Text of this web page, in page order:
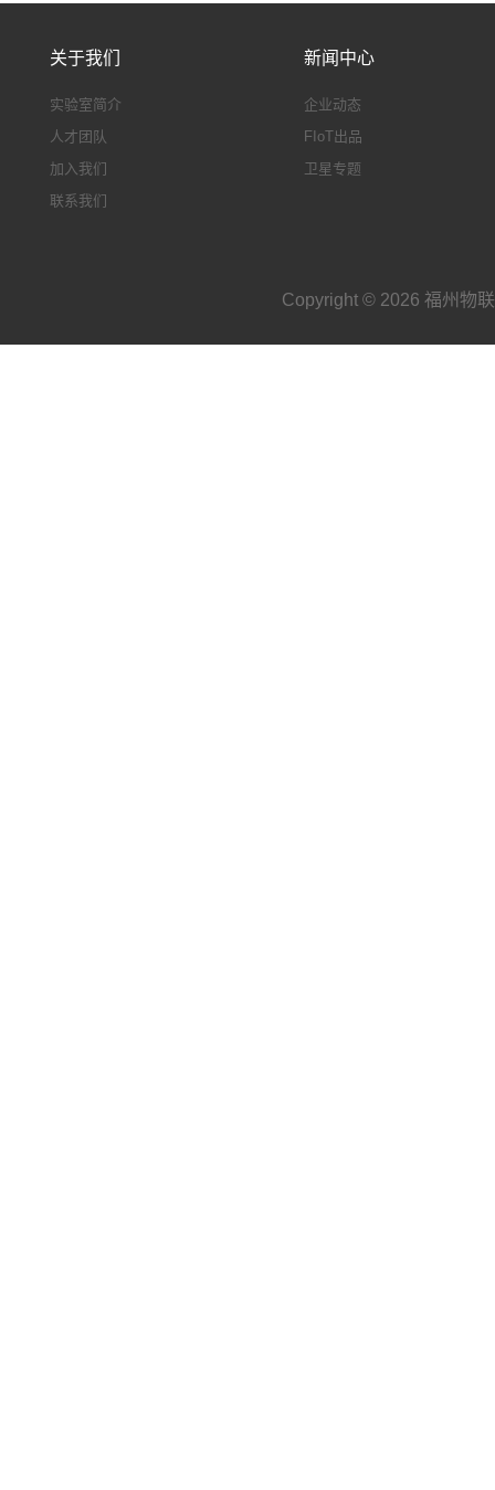
关于我们
实验室简介
人才团队
加入我们
联系我们
新闻中心
企业动态
FIoT出品
卫星专题
Copyright © 2026 福州物